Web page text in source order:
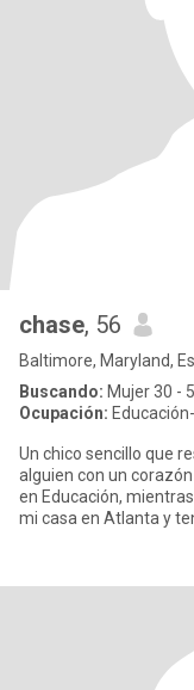
chase, 56
Baltimore, Maryland,
Buscando: Mujer 30 -
Ocupación:
Un chico sencillo que
alguien con un
en Educación,
mi casa en Atlanta y